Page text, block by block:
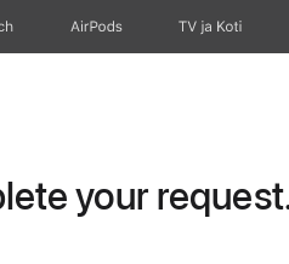
AirPods TV ja Koti
your